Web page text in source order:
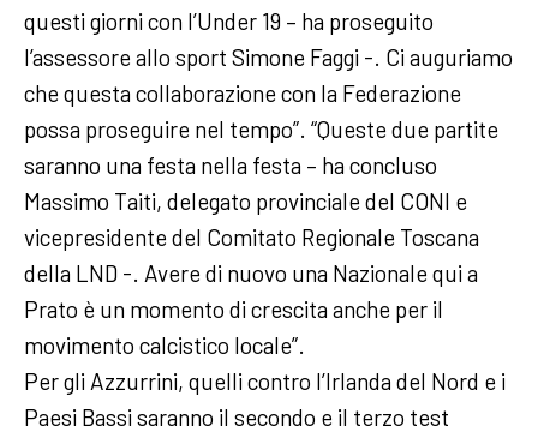
questi giorni con l’Under 19 – ha proseguito
l’assessore allo sport Simone Faggi -. Ci auguriamo
che questa collaborazione con la Federazione
possa proseguire nel tempo”. “Queste due partite
saranno una festa nella festa – ha concluso
Massimo Taiti, delegato provinciale del CONI e
vicepresidente del Comitato Regionale Toscana
della LND -. Avere di nuovo una Nazionale qui a
Prato è un momento di crescita anche per il
movimento calcistico locale”.
Per gli Azzurrini, quelli contro l’Irlanda del Nord e i
Paesi Bassi saranno il secondo e il terzo test